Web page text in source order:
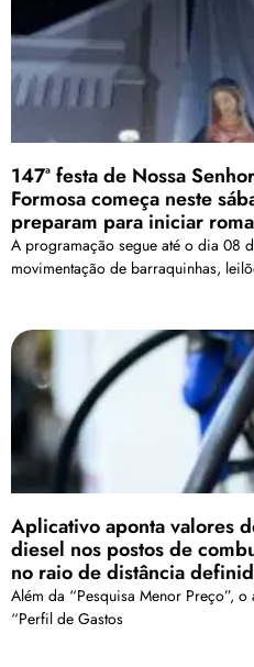
147ª festa de Nossa
Formosa começa neste
preparam para iniciar
A programação segue até o dia 08
movimentação de barraquinhas,
Aplicativo aponta valores
diesel nos postos de
no raio de distância
Além da “Pesquisa Menor Preço”,
“Perfil de Gastos